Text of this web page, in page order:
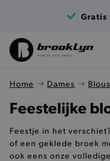
Gratis
Home Dames
Feestje in het
of een geklede broek
ook eens onze
Feestelijke